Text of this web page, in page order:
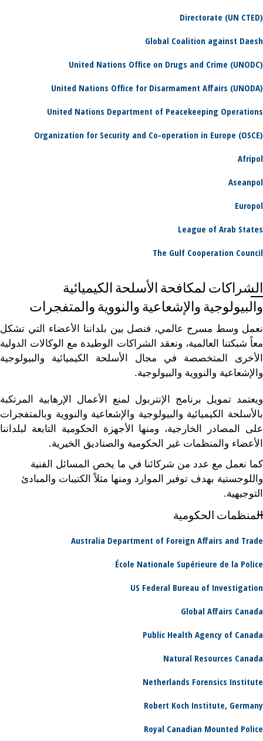
Directorate (UN CTED)
Global Coalition against Daesh
United Nations Office on Drugs and Crime (UNODC)
United Nations Office for Disarmament Affairs (UNODA)
United Nations Department of Peacekeeping Operations
Organization for Security and Co-operation in Europe (OSCE)
Afripol
Aseanpol
Europol
League of Arab States
The Gulf Cooperation Council
الشراكات لمكافحة الأسلحة الكيميائية
والبيولوجية والإشعاعية والنووية والمتفجرات
نعمل وسط مسرح عالمي، فنصل بين بلداننا الأعضاء التي تشكل
معاً شبكتنا العالمية، ونعقد الشراكات الوطيدة مع الوكالات الدولية
الأخرى المتخصصة في مجال الأسلحة الكيميائية والبيولوجية
والإشعاعية والنووية والبيولوجية.
ويعتمد تمويل برنامج الإنتربول لمنع الأعمال الإرهابية المرتكبة
بالأسلحة الكيميائية والبيولوجية والإشعاعية والنووية وبالمتفجرات
على المصادر الخارجية، ومنها الأجهزة الحكومية التابعة لبلداننا
الأعضاء والمنظمات غير الحكومية والصناديق الخيرية.
كما نعمل مع عدد من شركائنا في ما يخص المسائل الفنية
واللوجستية بهدف توفير الموارد ومنها مثلاً الكتيبات والمبادئ
التوجيهية.
المنظمات الحكومية
Australia Department of Foreign Affairs and Trade
École Nationale Supérieure de la Police
US Federal Bureau of Investigation
Global Affairs Canada
Public Health Agency of Canada
Natural Resources Canada
Netherlands Forensics Institute
Robert Koch Institute, Germany
Royal Canadian Mounted Police